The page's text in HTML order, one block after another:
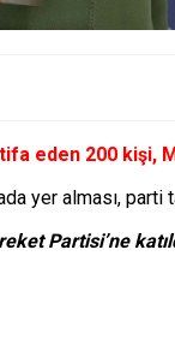
eden 200 kişi,
yer alması,
Partisi’ne